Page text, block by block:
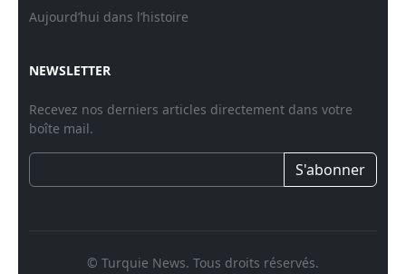
Aujourd’hui dans l’histoire
NEWSLETTER
Recevez nos derniers articles directement dans votre
boîte mail.
S'abonner
© Turquie News. Tous droits réservés.